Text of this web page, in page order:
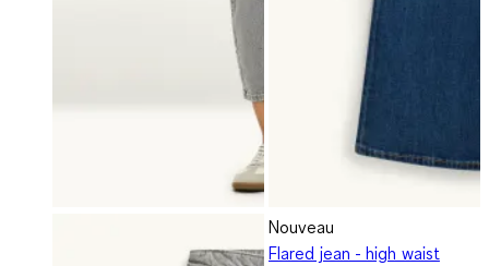
Nouveau
Flared jean - high waist